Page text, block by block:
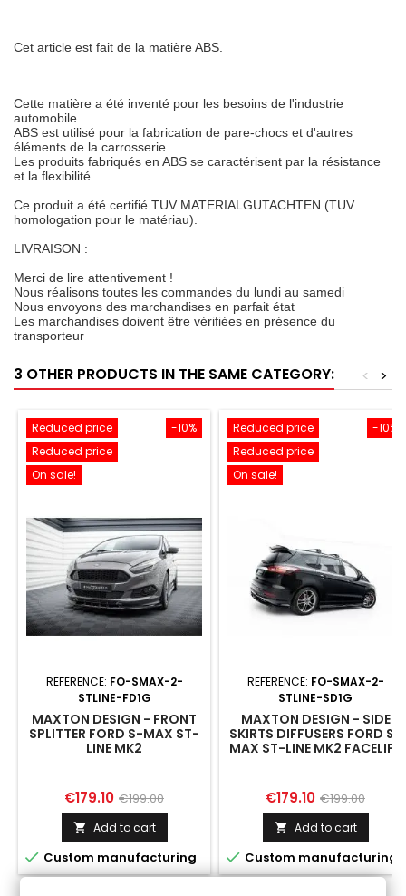
Cet article est fait de la matière ABS.
Cette matière a été inventé pour les besoins de l'industrie
automobile.
ABS est utilisé pour la fabrication de pare-chocs et d'autres
éléments de la carrosserie.
Les produits fabriqués en ABS se caractérisent par la résistance
et la flexibilité.
Ce produit a été certifié TUV MATERIALGUTACHTEN (TUV
homologation pour le matériau).
LIVRAISON :
Merci de lire attentivement !
Nous réalisons toutes les commandes du lundi au samedi
Nous envoyons des marchandises en parfait état
Les marchandises doivent être vérifiées en présence du
transporteur
3 OTHER PRODUCTS IN THE SAME CATEGORY: >
<
-10%
Reduced price
Reduced price
On sale!
REFERENCE: FO-SMAX-2-
STLINE-FD1G
MAXTON DESIGN - FRONT
SPLITTER FORD S-MAX ST-
LINE MK2
Price
€179.10 Regular
price
€199.00
 Add to cart
 Custom manufacturing
-10%
Reduced price
Reduced price
On sale!
REFERENCE: FO-SMAX-2-
STLINE-SD1G
MAXTON DESIGN - SIDE
SKIRTS DIFFUSERS FORD S-
MAX ST-LINE MK2 FACELIFT
Price
€179.10 Regular
price
€199.00
 Add to cart
 Custom manufacturing